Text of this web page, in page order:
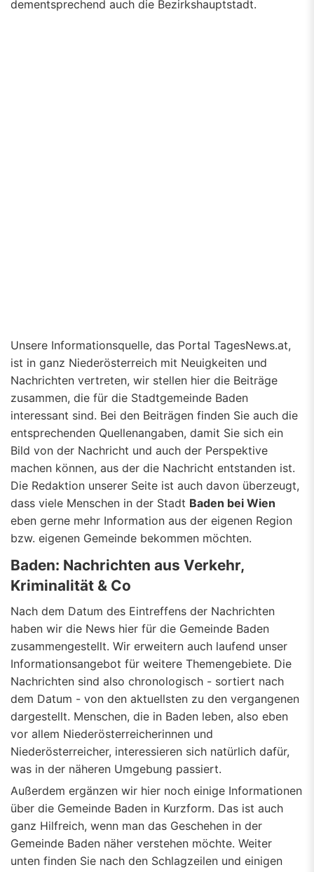
dementsprechend auch die Bezirkshauptstadt.
Unsere Informationsquelle, das Portal TagesNews.at,
ist in ganz Niederösterreich mit Neuigkeiten und
Nachrichten vertreten, wir stellen hier die Beiträge
zusammen, die für die Stadtgemeinde Baden
interessant sind. Bei den Beiträgen finden Sie auch die
entsprechenden Quellenangaben, damit Sie sich ein
Bild von der Nachricht und auch der Perspektive
machen können, aus der die Nachricht entstanden ist.
Die Redaktion unserer Seite ist auch davon überzeugt,
dass viele Menschen in der Stadt Baden bei Wien
eben gerne mehr Information aus der eigenen Region
bzw. eigenen Gemeinde bekommen möchten.
Baden: Nachrichten aus Verkehr,
Kriminalität & Co
Nach dem Datum des Eintreffens der Nachrichten
haben wir die News hier für die Gemeinde Baden
zusammengestellt. Wir erweitern auch laufend unser
Informationsangebot für weitere Themengebiete. Die
Nachrichten sind also chronologisch - sortiert nach
dem Datum - von den aktuellsten zu den vergangenen
dargestellt. Menschen, die in Baden leben, also eben
vor allem Niederösterreicherinnen und
Niederösterreicher, interessieren sich natürlich dafür,
was in der näheren Umgebung passiert.
Außerdem ergänzen wir hier noch einige Informationen
über die Gemeinde Baden in Kurzform. Das ist auch
ganz Hilfreich, wenn man das Geschehen in der
Gemeinde Baden näher verstehen möchte. Weiter
unten finden Sie nach den Schlagzeilen und einigen